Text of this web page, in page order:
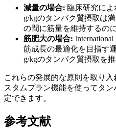
減量の場合: 臨床研究によ
g/kgのタンパク質摂取は
の間に筋量を維持するの
筋肥大の場合: International
筋成長の最適化を目指す
g/kgのタンパク質摂取を推
これらの発展的な原則を取り
スタムプラン機能を使ってタ
定できます。
参考文献